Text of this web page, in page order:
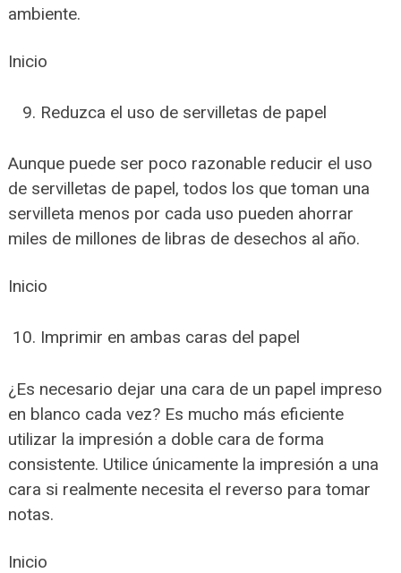
ambiente.
Inicio
Reduzca el uso de servilletas de papel
Aunque puede ser poco razonable reducir el uso
de servilletas de papel, todos los que toman una
servilleta menos por cada uso pueden ahorrar
miles de millones de libras de desechos al año.
Inicio
Imprimir en ambas caras del papel
¿Es necesario dejar una cara de un papel impreso
en blanco cada vez? Es mucho más eficiente
utilizar la impresión a doble cara de forma
consistente. Utilice únicamente la impresión a una
cara si realmente necesita el reverso para tomar
notas.
Inicio